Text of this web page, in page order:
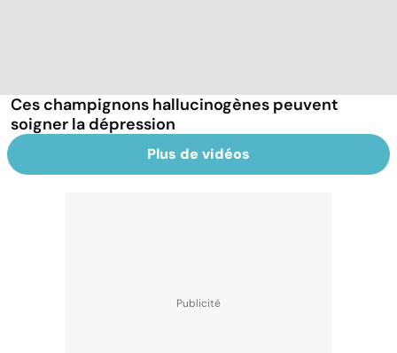
Ces champignons hallucinogènes peuvent
soigner la dépression
Plus de vidéos